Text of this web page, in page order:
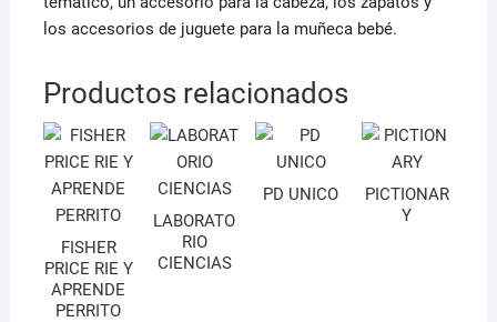
los accesorios de juguete para la muñeca bebé.
Productos relacionados
FISHER
PRICE RIE Y
APRENDE
PERRITO
LABORATO
RIO
CIENCIAS
PD UNICO
PICTIONAR
Y